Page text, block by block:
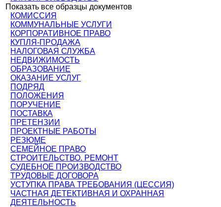
Показать все образцы документов
КОМИССИЯ
КОММУНАЛЬНЫЕ УСЛУГИ
КОРПОРАТИВНОЕ ПРАВО
КУПЛЯ-ПРОДАЖА
НАЛОГОВАЯ СЛУЖБА
НЕДВИЖИМОСТЬ
ОБРАЗОВАНИЕ
ОКАЗАНИЕ УСЛУГ
ПОДРЯД
ПОЛОЖЕНИЯ
ПОРУЧЕНИЕ
ПОСТАВКА
ПРЕТЕНЗИИ
ПРОЕКТНЫЕ РАБОТЫ
РЕЗЮМЕ
СЕМЕЙНОЕ ПРАВО
СТРОИТЕЛЬСТВО. РЕМОНТ
СУДЕБНОЕ ПРОИЗВОДСТВО
ТРУДОВЫЕ ДОГОВОРА
УСТУПКА ПРАВА ТРЕБОВАНИЯ (ЦЕССИЯ)
ЧАСТНАЯ ДЕТЕКТИВНАЯ И ОХРАННАЯ
ДЕЯТЕЛЬНОСТЬ